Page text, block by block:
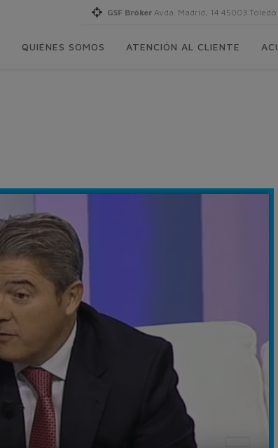
GSF Bróker Avda. Madrid, 14 45003 Toledo
QUIÉNES SOMOS ATENCIÓN AL CLIENTE